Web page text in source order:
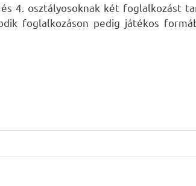
4. osztályosoknak két foglalkozást
foglalkozáson pedig játékos